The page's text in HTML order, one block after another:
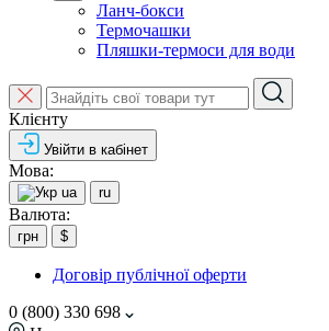
Ланч-бокси
Термочашки
Пляшки-термоси для води
Клієнту
Увійти в кабінет
Мова:
ua ru
Валюта:
грн $
Договір публічної оферти
0 (800) 330 698